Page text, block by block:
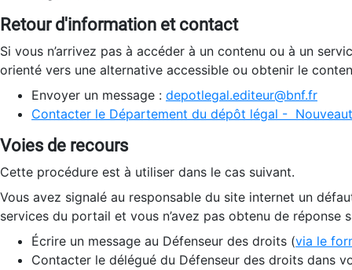
Retour d'information et contact
Si vous n’arrivez pas à accéder à un contenu ou à un
orienté vers une alternative accessible ou obtenir le
Envoyer un message : depotlegal.editeur@bnf.fr
Contacter le Département du dépôt légal -
Voies de recours
Cette procédure est à utiliser dans le cas suivant.
Vous avez signalé au responsable du site internet un
services du portail et vous n’avez pas obtenu de réponse
Écrire un message au Défenseur des droits (via le
Contacter le délégué du Défenseur des droits dans